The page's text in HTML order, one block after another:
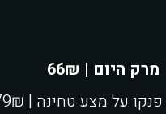
מרק היום | 66₪
על מצע טחינה | 79₪